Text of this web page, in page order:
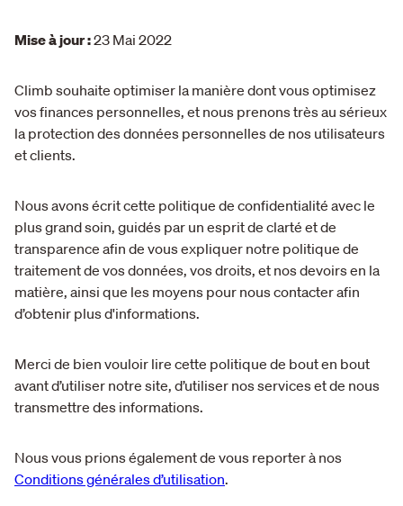
Mise à jour :23 Mai 2022
Climb souhaite optimiser la manière dont vous optimisez
vos finances personnelles, et nous prenons très au sérieux
la protection des données personnelles de nos utilisateurs
et clients.
Nous avons écrit cette politique de confidentialité avec le
plus grand soin, guidés par un esprit de clarté et de
transparence afin de vous expliquer notre politique de
traitement de vos données, vos droits, et nos devoirs en la
matière, ainsi que les moyens pour nous contacter afin
d’obtenir plus d'informations.
Merci de bien vouloir lire cette politique de bout en bout
avant d’utiliser notre site, d’utiliser nos services et de nous
transmettre des informations.
Nous vous prions également de vous reporter à nos
Conditions générales d’utilisation.